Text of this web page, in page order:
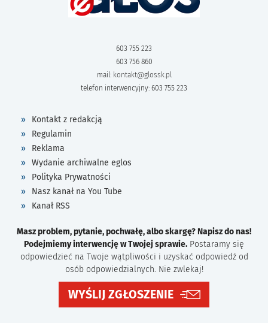
603 755 223
603 756 860
mail: kontakt@glossk.pl
telefon interwencyjny: 603 755 223
Kontakt z redakcją
Regulamin
Reklama
Wydanie archiwalne eglos
Polityka Prywatności
Nasz kanał na You Tube
Kanał RSS
Masz problem, pytanie, pochwałę, albo skargę? Napisz do nas!
Podejmiemy interwencję w Twojej sprawie. Postaramy się
odpowiedzieć na Twoje wątpliwości i uzyskać odpowiedź od
osób odpowiedzialnych. Nie zwlekaj!
WYŚLIJ ZGŁOSZENIE